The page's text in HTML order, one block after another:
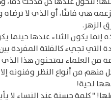
هي فاتنًا، أو الذي لا
الزهر.
إنما يكون الثناء عندها حينما
التي تجيء كالفلتة المفردة
من العلماء يمتحنون هذا الذي
منهم من أنواع النظر وفنونه
لحية!
" كلمة حسنة عند النساء لا